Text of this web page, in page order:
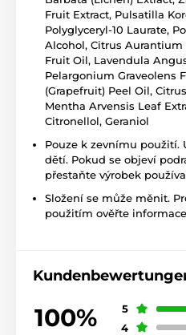
Fruit Extract, Pulsatilla
Polyglyceryl-10 Laurate,
Alcohol, Citrus
Fruit Oil, Lavendula
Pelargonium Graveolens
(Grapefruit) Peel Oil,
Mentha Arvensis Leaf
Citronellol, Geraniol
Pouze k zevnímu použití.
dětí. Pokud se objeví
přestaňte výrobek
Složení se může měnit.
použitím ověřte
100% 5
4